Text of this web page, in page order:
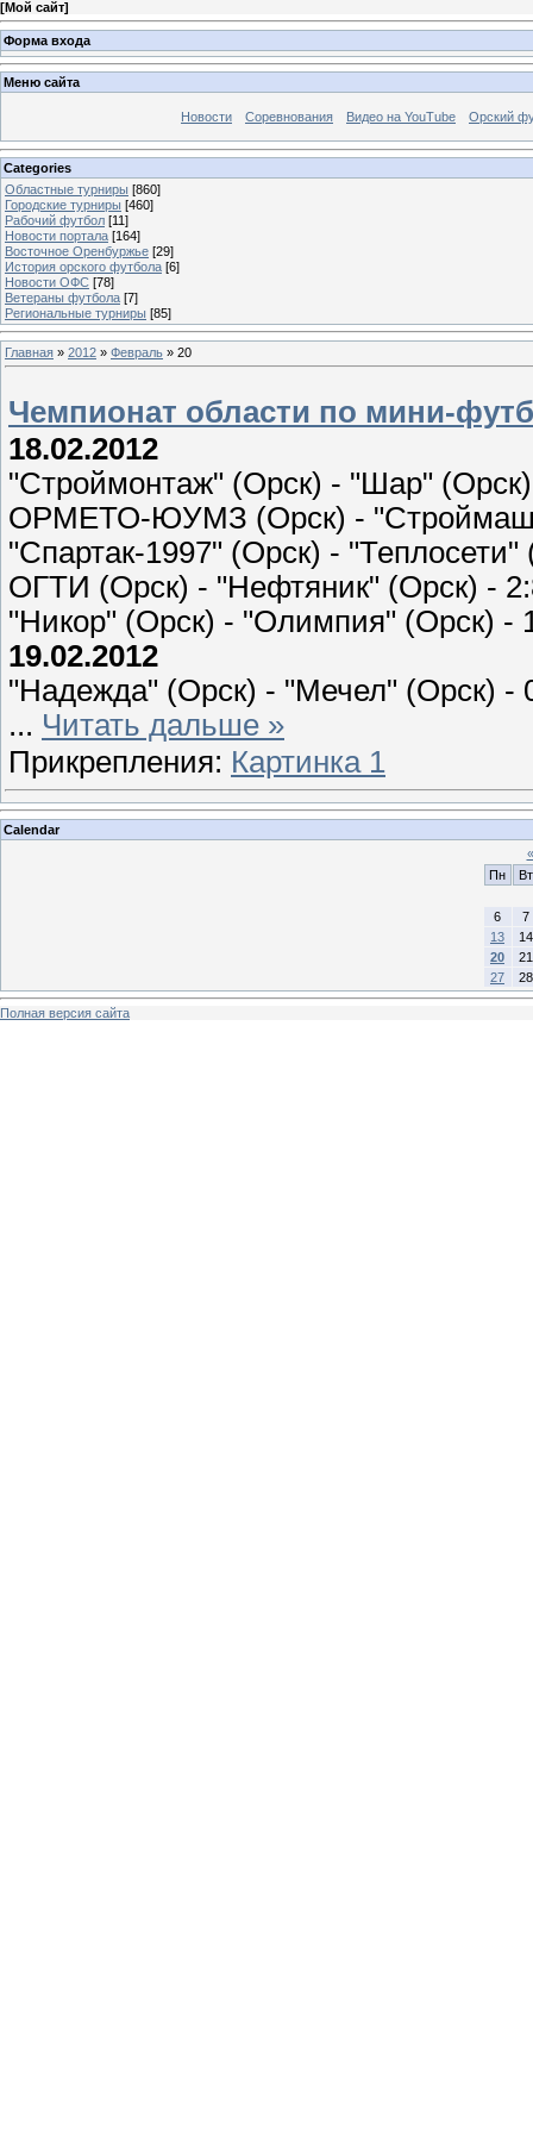
[Мой сайт]
Форма входа
Меню сайта
Новости Соревнования Видео на YouTube Орский
Categories
Областные турниры [860]
Городские турниры [460]
Рабочий футбол [11]
Новости портала [164]
Восточное Оренбуржье [29]
История орского футбола [6]
Новости ОФС [78]
Ветераны футбола [7]
Региональные турниры [85]
Главная » 2012 » Февраль » 20
Чемпионат области по мини-
18.02.2012
"Строймонтаж" (Орск) - "Шар"
ОРМЕТО-ЮУМЗ (Орск) -
"Спартак-1997" (Орск) -
ОГТИ (Орск) - "Нефтяник" (Орск) -
"Никор" (Орск) - "Олимпия" (Орск) -
19.02.2012
"Надежда" (Орск) - "Мечел" (Орск) -
... Читать дальше »
Прикрепления: Картинка 1
Calendar
«
Пн
Вт
6
7
13
14
20
21
27
28
Полная версия сайта